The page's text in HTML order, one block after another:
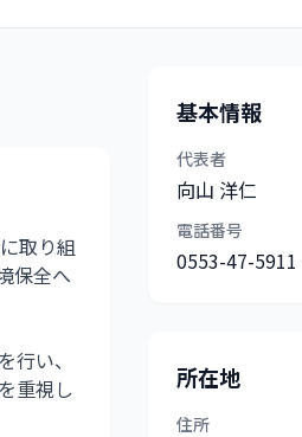
取り組
保全へ
い、
重視し
基本情報
代表者
向山 洋仁
電話番号
0553-47-5911
所在地
住所